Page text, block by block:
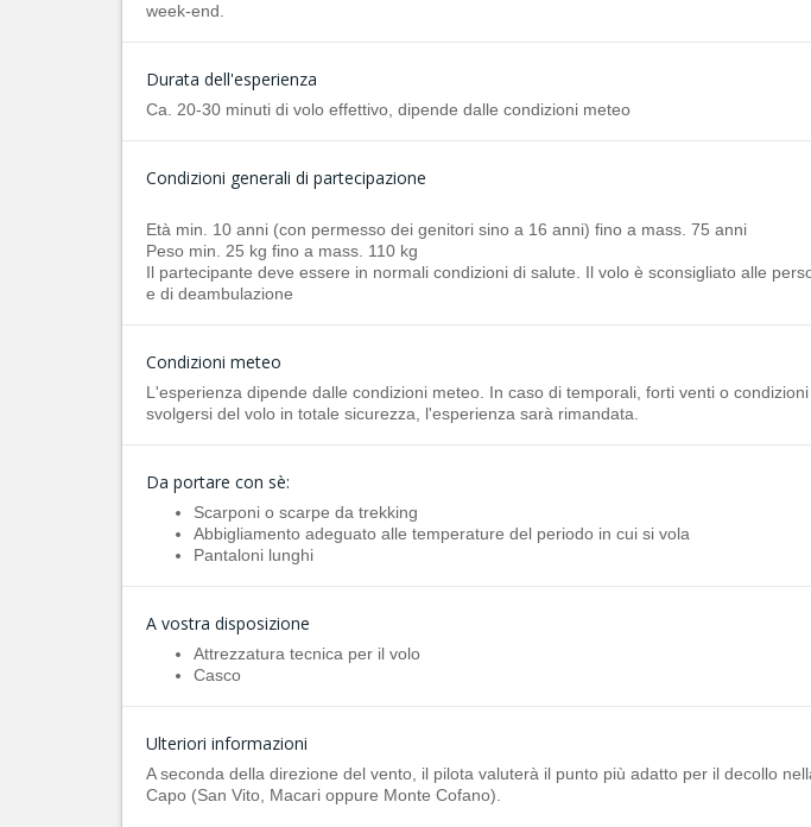
week-end.
Durata dell'esperienza
Ca. 20-30 minuti di volo effettivo, dipende dalle condizioni meteo
Condizioni generali di partecipazione
Età min. 10 anni (con permesso dei genitori sino a 16 anni) fino a mass. 75 anni
Peso min. 25 kg fino a mass. 110 kg
Il partecipante deve essere in normali condizioni di salute. Il volo è sconsigliato alle
e di deambulazione
Condizioni meteo
L'esperienza dipende dalle condizioni meteo. In caso di temporali, forti venti o
svolgersi del volo in totale sicurezza, l'esperienza sarà rimandata.
Da portare con sè:
Scarponi o scarpe da trekking
Abbigliamento adeguato alle temperature del periodo in cui si vola
Pantaloni lunghi
A vostra disposizione
Attrezzatura tecnica per il volo
Casco
Ulteriori informazioni
A seconda della direzione del vento, il pilota valuterà il punto più adatto per il decollo
Capo (San Vito, Macari oppure Monte Cofano).